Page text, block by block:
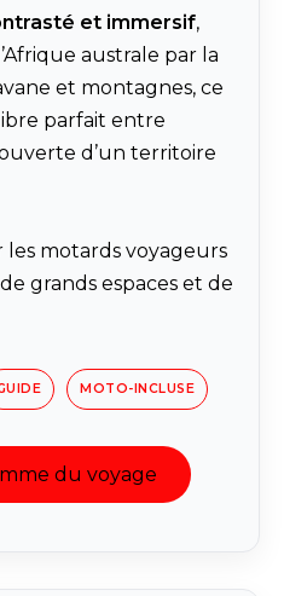
et immersif,
australe par la
et montagnes, ce
parfait entre
d’un territoire
motards voyageurs
grands espaces et de
MOTO-INCLUSE
du voyage